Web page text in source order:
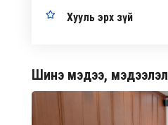
Хууль эрх зүй
Шинэ мэдээ, мэдээлэл